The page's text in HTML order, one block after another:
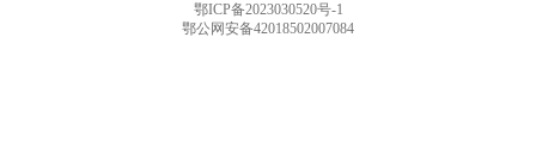
鄂ICP备2023030520号-1
鄂公网安备42018502007084